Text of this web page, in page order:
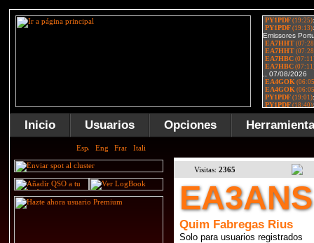
Inicio Usuarios Opciones
Visitas: 2365
EA3ANS
Quim Fabregas Rius
Solo para usuarios registrados